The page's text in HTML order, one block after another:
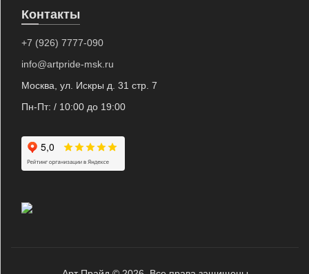
Контакты
+7 (926) 7777-090
info@artpride-msk.ru
Москва, ул. Искры д. 31 стр. 7
Пн-Пт: / 10:00 до 19:00